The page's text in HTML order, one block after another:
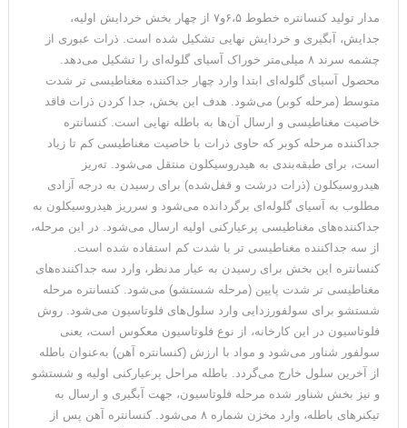
مدار تولید کنسانتره خطوط ۶،۵و۷ از چهار بخش خردایش اولیه،
جدایش، آبگیری و خردایش نهایی تشکیل شده است. ذرات عبوری از
چشمه سرند ۸ میلی‌متر خوراک آسیای گلوله‌ای را تشکیل می‌دهد.
محصول آسیای گلوله‌ای ابتدا وارد چهار جداکننده مغناطیسی تر شدت
متوسط (مرحله کوبر) می‌شود. هدف این بخش، جدا کردن ذرات فاقد
خاصیت مغناطیسی و ارسال آن‌ها به باطله نهایی است. کنسانتره
جداکننده‌ مرحله کوبر که حاوی ذرات با خاصیت مغناطیسی کم تا زیاد
است، برای طبقه‌بندی به هیدروسیکلون منتقل می‌شود. ته‌ریز
هیدروسیکلون (ذرات درشت و قفل‌شده) برای رسیدن به درجه آزادی
مطلوب به آسیای گلوله‌ای برگردانده می‌شود و سرریز هیدروسیکلون به
جداکننده‌های مغناطیسی پرعیارکنی اولیه ارسال می‌شود. در این مرحله،
از سه جداکننده مغناطیسی تر با شدت کم استفاده شده است.
کنسانتره این بخش برای رسیدن به عیار مدنظر، وارد سه جداکننده‌های
مغناطیسی تر شدت پایین (مرحله شستشو) می‌شود. کنسانتره مرحله
شستشو برای سولفورزدایی وارد سلول‌های فلوتاسیون می‌شود. روش
فلوتاسیون در این کارخانه، از نوع فلوتاسیون معکوس است، یعنی
سولفور شناور می‌شود و مواد با ارزش (کنسانتره آهن) به‌عنوان باطله
از آخرین سلول خارج می‌گردد. باطله مراحل پرعیارکنی اولیه و شستشو
و نیز بخش شناور شده مرحله فلوتاسیون، جهت آبگیری و ارسال به
تیکنرهای باطله، وارد مخزن شماره ۸ می‌شود. کنسانتره آهن پس از